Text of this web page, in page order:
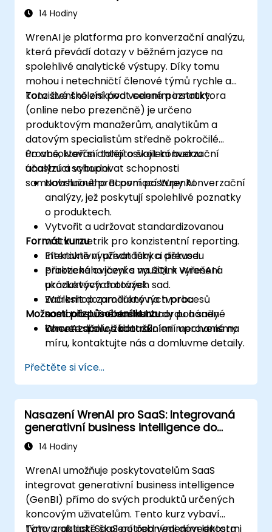
14 Hodiny
WrenAI je platforma pro konverzační analýzu,
která převádí dotazy v běžném jazyce na
spolehlivé analytické výstupy. Díky tomu
mohou i netechničtí členové týmů rychle a
konzistentně získávat cenné poznatky.
Toto živé školení pod vedením instruktora
(online nebo prezenčně) je určeno
produktovým manažerům, analytikům a
datovým specialistům středně pokročilé
úrovně, kteří si chtějí osvojit konverzační
analýzu a vybudovat schopnosti
samoobslužného BI pomocí WrenAI.
Po absolvování tohoto školení budou
účastníci schopni:
Navrhnout pracovní postupy konverzační
analýzy, jež poskytují spolehlivé poznatky
o produktech.
Vytvořit a udržovat standardizovanou
vrstvu metrik pro konzistentní reporting.
Efektivně využívat funkci převodu
přirozeného jazyka na SQL k vyřešení
produktových otázek.
Začlenit do produktových procesů
samoobslužné dashboardy poháněné
WrenAI spolu s kontrolními mechanismy.
Formát kurzu
Interaktivní přednášky a diskuse.
Praktická cvičení s využitím WrenAI a
ukázkových datových sad.
Workshop zaměřený na tvorbu
samoobslužného dashboardu a sady
konverzačních dotazů.
Možnosti přizpůsobení kurzu
Chcete-li si vyžádat školení upravené na
míru, kontaktujte nás a domluvme detaily.
Přečtěte si více...
Nasazení WrenAI pro SaaS: Integrovaná
generativní business intelligence do
produktů určených zákazníkům
14 Hodiny
WrenAI umožňuje poskytovatelům SaaS
integrovat generativní business intelligence
(GenBI) přímo do svých produktů určených
koncovým uživatelům. Tento kurz vybaví
týmy z oblasti SaaS potřebnými dovednostmi
Toto praktické školení pod vedením lektora